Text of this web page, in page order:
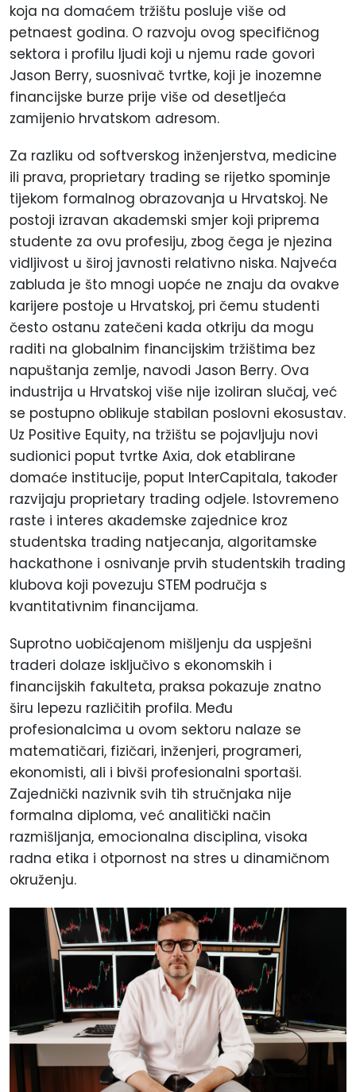
koja na domaćem tržištu posluje više od
petnaest godina. O razvoju ovog specifičnog
sektora i profilu ljudi koji u njemu rade govori
Jason Berry, suosnivač tvrtke, koji je inozemne
financijske burze prije više od desetljeća
zamijenio hrvatskom adresom.
Za razliku od softverskog inženjerstva, medicine
ili prava, proprietary trading se rijetko spominje
tijekom formalnog obrazovanja u Hrvatskoj. Ne
postoji izravan akademski smjer koji priprema
studente za ovu profesiju, zbog čega je njezina
vidljivost u široj javnosti relativno niska. Najveća
zabluda je što mnogi uopće ne znaju da ovakve
karijere postoje u Hrvatskoj, pri čemu studenti
često ostanu zatečeni kada otkriju da mogu
raditi na globalnim financijskim tržištima bez
napuštanja zemlje, navodi Jason Berry. Ova
industrija u Hrvatskoj više nije izoliran slučaj, već
se postupno oblikuje stabilan poslovni ekosustav.
Uz Positive Equity, na tržištu se pojavljuju novi
sudionici poput tvrtke Axia, dok etablirane
domaće institucije, poput InterCapitala, također
razvijaju proprietary trading odjele. Istovremeno
raste i interes akademske zajednice kroz
studentska trading natjecanja, algoritamske
hackathone i osnivanje prvih studentskih trading
klubova koji povezuju STEM područja s
kvantitativnim financijama.
Suprotno uobičajenom mišljenju da uspješni
traderi dolaze isključivo s ekonomskih i
financijskih fakulteta, praksa pokazuje znatno
širu lepezu različitih profila. Među
profesionalcima u ovom sektoru nalaze se
matematičari, fizičari, inženjeri, programeri,
ekonomisti, ali i bivši profesionalni sportaši.
Zajednički nazivnik svih tih stručnjaka nije
formalna diploma, već analitički način
razmišljanja, emocionalna disciplina, visoka
radna etika i otpornost na stres u dinamičnom
okruženju.